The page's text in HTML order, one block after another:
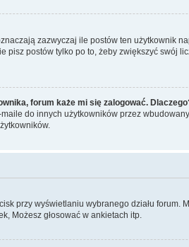
zazwyczaj ile postów ten użytkownik
pisz postów tylko po to, żeby zwiększyć swój
forum każe mi się zalogować.
do innych użytkowników przez
przy wyświetlaniu wybranego działu
Możesz głosować w ankietach itp.